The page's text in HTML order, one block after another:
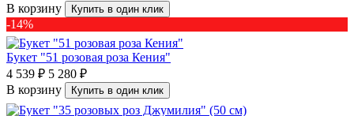
В корзину
Купить в один клик
-14%
Букет "51 розовая роза Кения"
4 539 ₽ 5 280 ₽
В корзину
Купить в один клик